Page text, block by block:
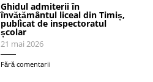
Ghidul admiterii în
învățământul liceal din Timiș,
publicat de inspectoratul
școlar
21 mai 2026
Fără comentarii